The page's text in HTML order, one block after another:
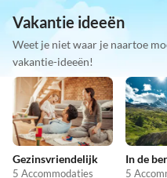
Vakantie ideeën
Weet je niet waar je naartoe
vakantie-ideeën!
Gezinsvriendelijk
5 Accommodaties
In de
5